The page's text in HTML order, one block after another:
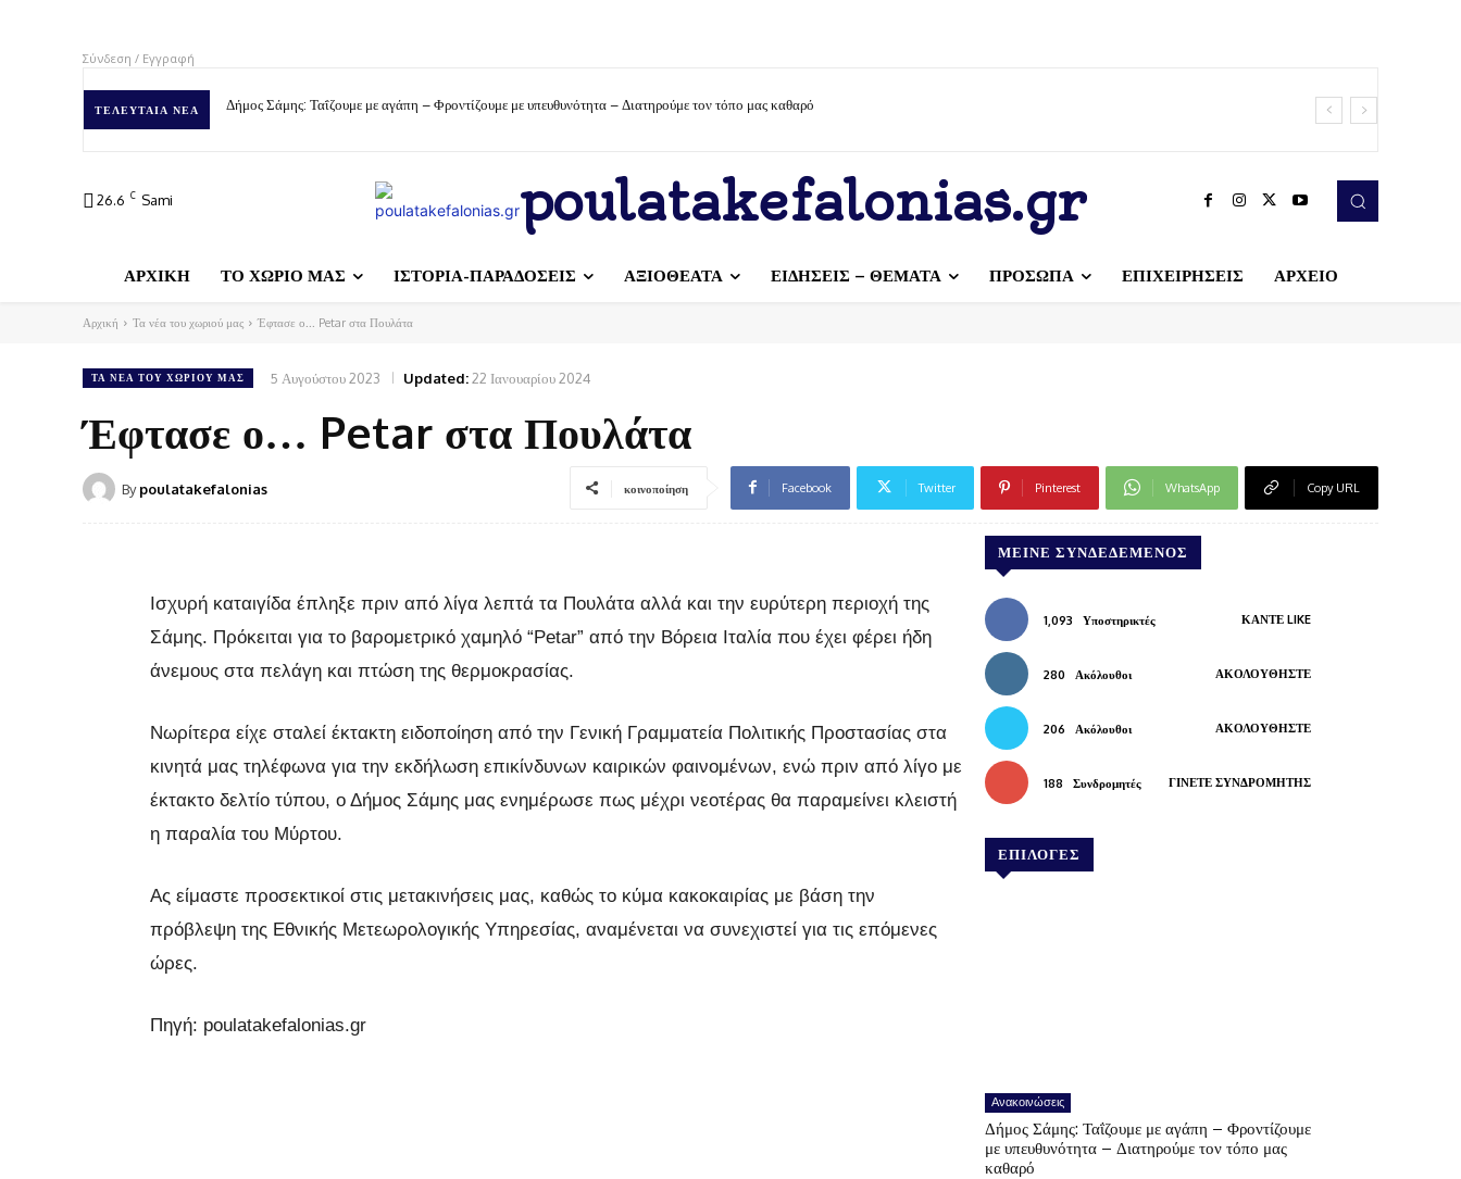
Σύνδεση / Εγγραφή
ΤΕΛΕΥΤΑΊΑ ΝΈΑ Δήμος Σάμης: Ταΐζουμε με αγάπη – Φροντίζουμε με υπευθυνότητα – Διατηρούμε τον τόπο μας καθαρό
26.6 C Sami poulatakefalonias.gr
ΑΡΧΙΚΗ ΤΟ ΧΩΡΙΟ ΜΑΣ ΙΣΤΟΡΙΑ-ΠΑΡΑΔΟΣΕΙΣ ΑΞΙΟΘΕΑΤΑ ΕΙΔΗΣΕΙΣ – ΘΕΜΑΤΑ ΠΡΟΣΩΠΑ ΕΠΙΧΕΙΡΗΣΕΙΣ ΑΡΧΕΙΟ
Αρχική Τα νέα του χωριού μας Έφτασε ο... Petar στα Πουλάτα
ΤΑ ΝΈΑ ΤΟΥ ΧΩΡΙΟΎ ΜΑΣ 5 Αυγούστου 2023 Updated:22 Ιανουαρίου 2024
Έφτασε ο… Petar στα Πουλάτα
By poulatakefalonias κοινοποίηση Facebook Twitter Pinterest WhatsApp Copy URL
Ισχυρή καταιγίδα έπληξε πριν από λίγα λεπτά τα Πουλάτα αλλά και την ευρύτερη περιοχή της
Σάμης. Πρόκειται για το βαρομετρικό χαμηλό “Petar” από την Βόρεια Ιταλία που έχει φέρει ήδη
άνεμους στα πελάγη και πτώση της θερμοκρασίας.
Νωρίτερα είχε σταλεί έκτακτη ειδοποίηση από την Γενική Γραμματεία Πολιτικής Προστασίας στα
κινητά μας τηλέφωνα για την εκδήλωση επικίνδυνων καιρικών φαινομένων, ενώ πριν από λίγο με
έκτακτο δελτίο τύπου, ο Δήμος Σάμης μας ενημέρωσε πως μέχρι νεοτέρας θα παραμείνει κλειστή
η παραλία του Μύρτου.
Ας είμαστε προσεκτικοί στις μετακινήσεις μας, καθώς το κύμα κακοκαιρίας με βάση την
πρόβλεψη της Εθνικής Μετεωρολογικής Υπηρεσίας, αναμένεται να συνεχιστεί για τις επόμενες
ώρες.
Πηγή: poulatakefalonias.gr
ΜΕΊΝΕ ΣΥΝΔΕΔΕΜΈΝΟΣ
1,093 Υποστηρικτές ΚΆΝΤΕ LIKE
280 Ακόλουθοι ΑΚΟΛΟΥΘΉΣΤΕ
206 Ακόλουθοι ΑΚΟΛΟΥΘΉΣΤΕ
188 Συνδρομητές ΓΊΝΕΤΕ ΣΥΝΔΡΟΜΗΤΉΣ
ΕΠΙΛΟΓΕΣ
Ανακοινώσεις
Δήμος Σάμης: Ταΐζουμε με αγάπη – Φροντίζουμε
με υπευθυνότητα – Διατηρούμε τον τόπο μας
καθαρό